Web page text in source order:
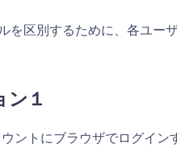
を区別するために、各ユー
ン１
ントにブラウザでログイ